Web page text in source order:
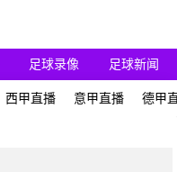
足球录像 足球新闻
西甲直播 意甲直播 德甲